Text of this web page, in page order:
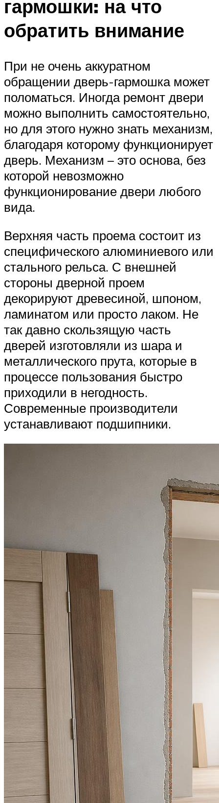
гармошки: на что
обратить внимание
При не очень аккуратном
обращении дверь-гармошка может
поломаться. Иногда ремонт двери
можно выполнить самостоятельно,
но для этого нужно знать механизм,
благодаря которому функционирует
дверь. Механизм – это основа, без
которой невозможно
функционирование двери любого
вида.
Верхняя часть проема состоит из
специфического алюминиевого или
стального рельса. С внешней
стороны дверной проем
декорируют древесиной, шпоном,
ламинатом или просто лаком. Не
так давно скользящую часть
дверей изготовляли из шара и
металлического прута, которые в
процессе пользования быстро
приходили в негодность.
Современные производители
устанавливают подшипники.